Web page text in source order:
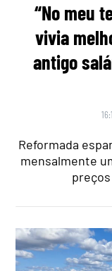
“No meu
vivia
antigo
Reformada
mensalmente